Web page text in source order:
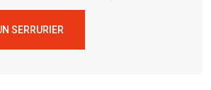
SERRURIER